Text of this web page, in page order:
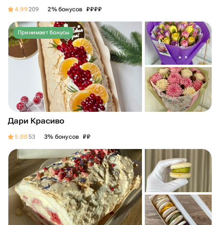
4.99209 2% бонусов ₽₽₽₽
Принимает бонусы
Дари Красиво
5.0053 3% бонусов ₽₽